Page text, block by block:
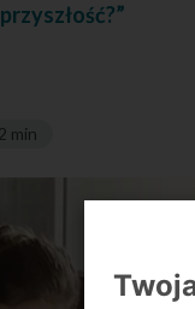
2 min